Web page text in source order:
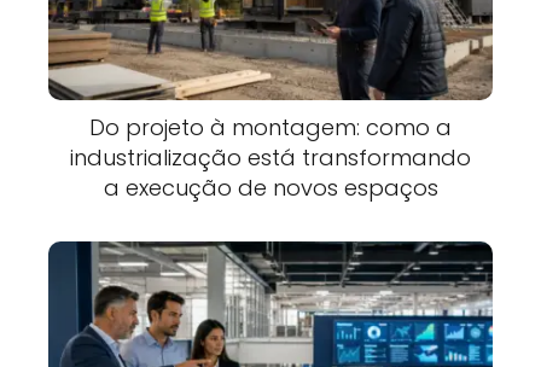
Do projeto à montagem: como a
industrialização está transformando
a execução de novos espaços